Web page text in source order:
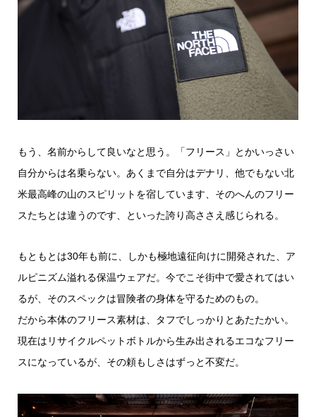
もう、名前からして良いなと思う。「フリース」とかいっさい
自分からは名乗らない。あくまで自分はデナリ、他でもない北
米最高峰の山のスピリットを宿しています、そのへんのフリー
スたちとは違うのです、といった誇り高ささえ感じられる。
もともとは30年も前に、しかも極地遠征向けに開発された、ア
ルピニズム溢れる保温ウェアだ。今でこそ街中で愛されてはい
るが、そのスペックは冒険者の身体を守るためのもの。
だから本体のフリース素材は、タフでしっかりとあたたかい。
現在はリサイクルペットボトルから生み出されるエコなフリー
スになっているが、その頼もしさはずっと不変だ。